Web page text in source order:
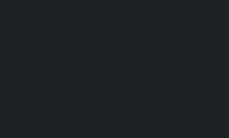
उक्त जग्गा गत
पूर्जामा
तत्कालै